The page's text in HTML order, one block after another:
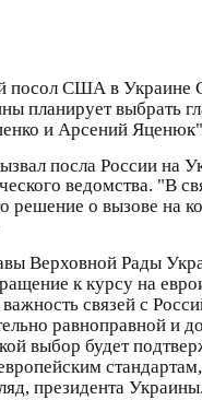
посол США в Украине
планирует выбрать
и Арсений
посла России на
ведомства. "В
решение о вызове на
Верховной Рады
к курсу на
связей с
равноправной и
выбор будет
президента Украины.